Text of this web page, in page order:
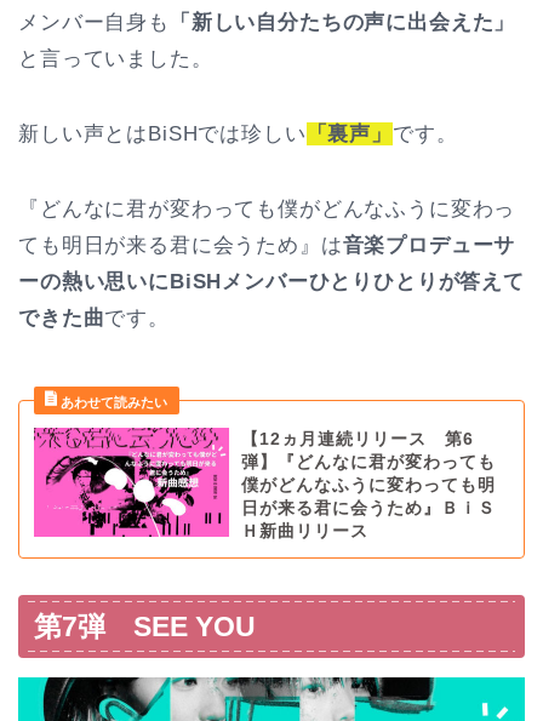
メンバー自身も
「新しい自分たちの声に出会えた」
と言っていました。
新しい声とはBiSHでは珍しい 「裏声」 です。
『どんなに君が変わっても僕がどんなふうに変わっ
ても明日が来る君に会うため』は音楽プロデューサ
ーの熱い思いにBiSHメンバーひとりひとりが答えて
できた曲です。
【12ヵ月連続リリース 第6
弾】『どんなに君が変わっても
僕がどんなふうに変わっても明
日が来る君に会うため』ＢｉＳ
Ｈ新曲リリース
第7弾 SEE YOU